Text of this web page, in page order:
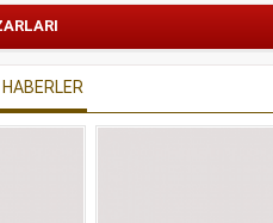
HABERLER